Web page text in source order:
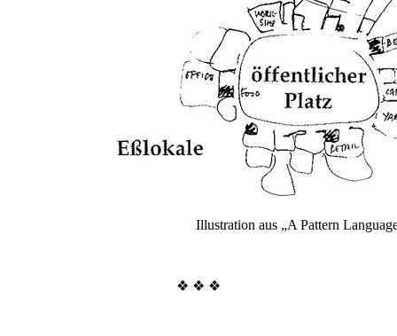
Illustration aus „A Pattern
❖ ❖ ❖